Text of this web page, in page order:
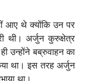
आए थे क्योंकि उन पर
थी। अर्जुन कुरुक्षेत्र
उन्होंने बब्रुवाहन का
था। इस तरह अर्जुन
था।